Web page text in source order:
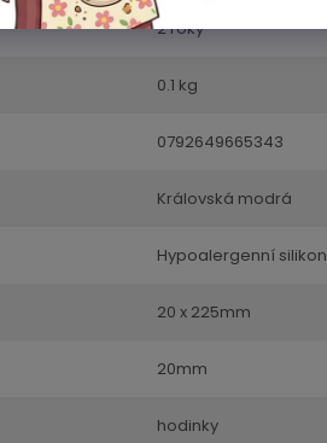
2 roky
0.1 kg
0792649665343
Královská modrá
Hypoalergenní silikon
20 x 225mm
20mm
hodinky